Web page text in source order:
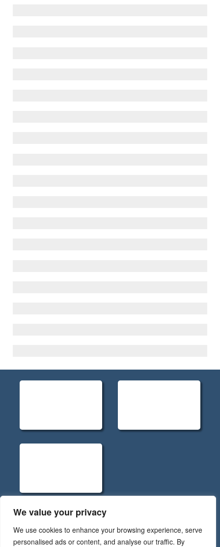
We value your privacy
We use cookies to enhance your browsing experience, serve
personalised ads or content, and analyse our traffic. By
Políticas de Privacidade - Rev.5
Código de Conduta RGPD - Rev.5